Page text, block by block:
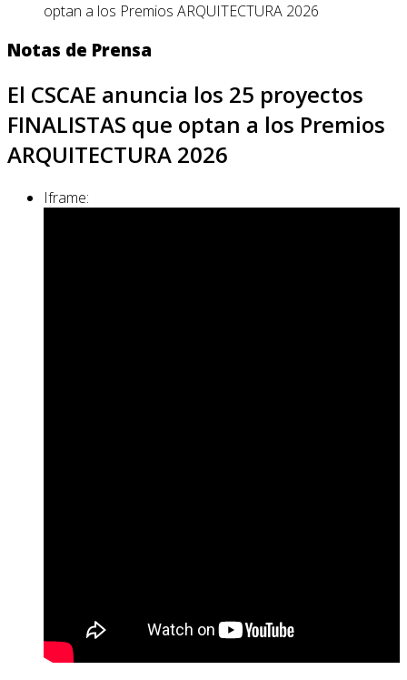
optan a los Premios ARQUITECTURA 2026
Notas de Prensa
El CSCAE anuncia los 25 proyectos
FINALISTAS que optan a los Premios
ARQUITECTURA 2026
Iframe: